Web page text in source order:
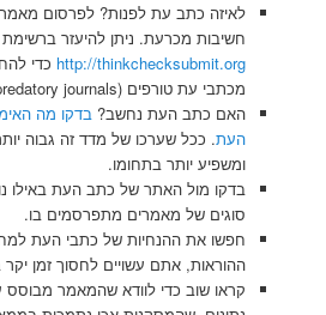
לאיזה כתב עת לפנות? לפרסום
חשיבות מכרעת. ניתן להיעזר
http://thinkchecksubmit.org כדי
מכתבי עת טורפים (predatory journals).
האם כתב העת נחשב? בדקו מה
העת. ככל שערכו של מדד זה גבוה
ומשפיע יותר בתחומו.
בדקו מול האתר של כתב העת באילו
סוגים של מאמרים מתפרסמים בו.
חפשו את ההנחיות של כתבי העת
ההוראות, אתם עשויים לחסוך זמן
קראו שוב כדי לוודא שהמאמר